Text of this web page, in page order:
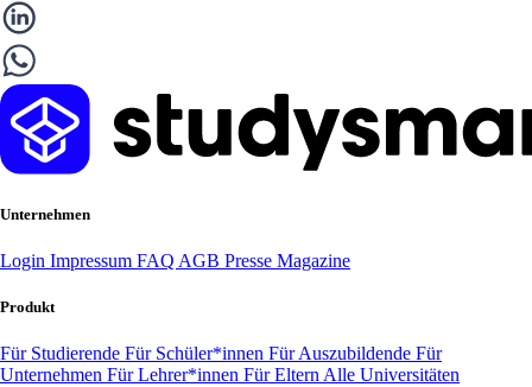
Unternehmen
Login Impressum FAQ AGB Presse Magazine
Produkt
Für Studierende Für Schüler*innen Für Auszubildende Für
Unternehmen Für Lehrer*innen Für Eltern Alle Universitäten